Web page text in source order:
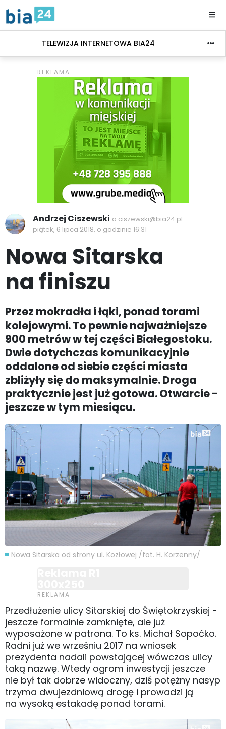
TELEWIZJA INTERNETOWA BIA24
Andrzej Ciszewski a.ciszewski@bia24.pl
piątek, 6 lipca 2018, o godzinie 16:31
Nowa Sitarska
na finiszu
Przez mokradła i łąki, ponad torami
kolejowymi. To pewnie najważniejsze
900 metrów w tej części Białegostoku.
Dwie dotychczas komunikacyjnie
oddalone od siebie części miasta
zbliżyły się do maksymalnie. Droga
praktycznie jest już gotowa. Otwarcie -
jeszcze w tym miesiącu.
Nowa Sitarska od strony ul. Kozłowej /fot. H. Korzenny/
Przedłużenie ulicy Sitarskiej do Świętokrzyskiej -
jeszcze formalnie zamknięte, ale już
wyposażone w patrona. To ks. Michał Sopoćko.
Radni już we wrześniu 2017 na wniosek
prezydenta nadali powstającej wówczas ulicy
taką nazwę. Wtedy ogrom inwestycji jeszcze
nie był tak dobrze widoczny, dziś potężny nasyp
trzyma dwujezdniową drogę i prowadzi ją
na wysoką estakadę ponad torami.